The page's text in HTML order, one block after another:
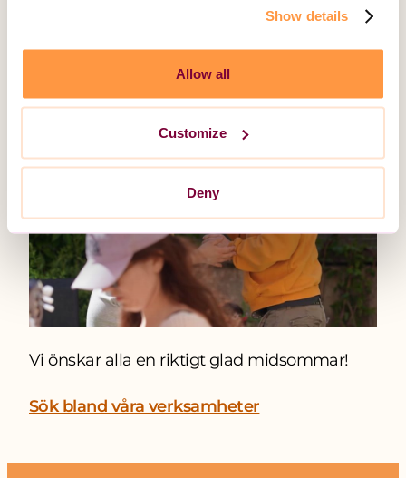
Show details
Allow all
Customize
Deny
Vi är stolta över det engagemang som våra
Vi önskar alla en riktigt glad midsommar!
Sök bland våra verksamheter